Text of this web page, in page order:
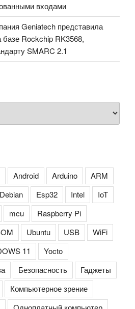
входами
Geniatech представила
Rockchip RK3568,
SMARC 2.1
Android Arduino
ARM
Debian Esp32 Intel
IoT
mcu
Raspberry Pi
Ubuntu USB
WiFi
11
Yocto
Безопасность
Гаджеты
Компьютерное зрение